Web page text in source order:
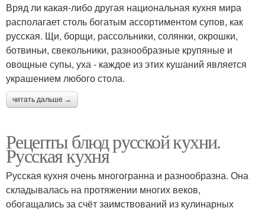
Вряд ли какая-либо другая национальная кухня мира
располагает столь богатым ассортиментом супов, как
русская. Щи, борщи, рассольники, солянки, окрошки,
ботвиньи, свекольники, разнообразные крупяные и
овощные супы, уха - каждое из этих кушаний является
украшением любого стола.
читать дальше →
Рецепты блюд русской кухни.
Русская кухня
Русская кухня очень многогранна и разнообразна. Она
складывалась на протяжении многих веков,
обогащались за счёт заимствований из кулинарных